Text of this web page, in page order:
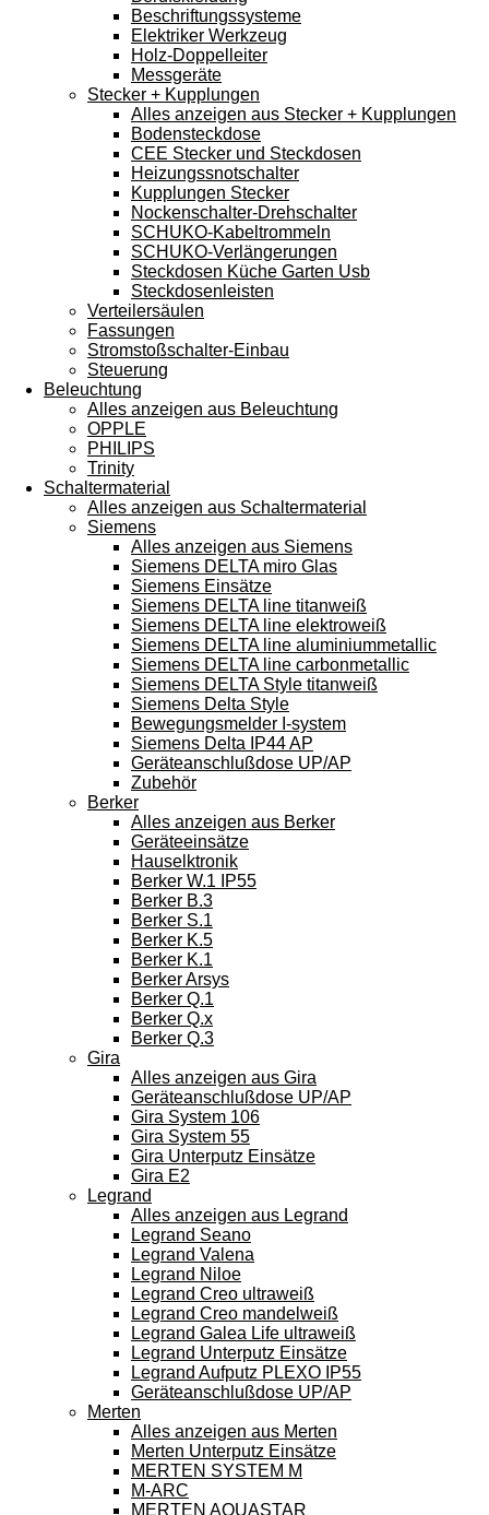
Beschriftungssysteme
Elektriker Werkzeug
Holz-Doppelleiter
Messgeräte
Stecker + Kupplungen
Alles anzeigen aus Stecker + Kupplungen
Bodensteckdose
CEE Stecker und Steckdosen
Heizungssnotschalter
Kupplungen Stecker
Nockenschalter-Drehschalter
SCHUKO-Kabeltrommeln
SCHUKO-Verlängerungen
Steckdosen Küche Garten Usb
Steckdosenleisten
Verteilersäulen
Fassungen
Stromstoßschalter-Einbau
Steuerung
Beleuchtung
Alles anzeigen aus Beleuchtung
OPPLE
PHILIPS
Trinity
Schaltermaterial
Alles anzeigen aus Schaltermaterial
Siemens
Alles anzeigen aus Siemens
Siemens DELTA miro Glas
Siemens Einsätze
Siemens DELTA line titanweiß
Siemens DELTA line elektroweiß
Siemens DELTA line aluminiummetallic
Siemens DELTA line carbonmetallic
Siemens DELTA Style titanweiß
Siemens Delta Style
Bewegungsmelder I-system
Siemens Delta IP44 AP
Geräteanschlußdose UP/AP
Zubehör
Berker
Alles anzeigen aus Berker
Geräteeinsätze
Hauselktronik
Berker W.1 IP55
Berker B.3
Berker S.1
Berker K.5
Berker K.1
Berker Arsys
Berker Q.1
Berker Q.x
Berker Q.3
Gira
Alles anzeigen aus Gira
Geräteanschlußdose UP/AP
Gira System 106
Gira System 55
Gira Unterputz Einsätze
Gira E2
Legrand
Alles anzeigen aus Legrand
Legrand Seano
Legrand Valena
Legrand Niloe
Legrand Creo ultraweiß
Legrand Creo mandelweiß
Legrand Galea Life ultraweiß
Legrand Unterputz Einsätze
Legrand Aufputz PLEXO IP55
Geräteanschlußdose UP/AP
Merten
Alles anzeigen aus Merten
Merten Unterputz Einsätze
MERTEN SYSTEM M
M-ARC
MERTEN AQUASTAR